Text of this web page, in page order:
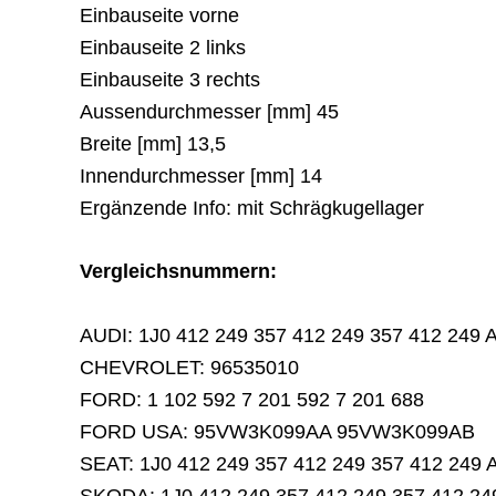
Einbauseite vorne
Einbauseite 2 links
Einbauseite 3 rechts
Aussendurchmesser [mm] 45
Breite [mm] 13,5
Innendurchmesser [mm] 14
Ergänzende Info: mit Schrägkugellager
Vergleichsnummern:
AUDI: 1J0 412 249 357 412 249 357 412 249
CHEVROLET: 96535010
FORD: 1 102 592 7 201 592 7 201 688
FORD USA: 95VW3K099AA 95VW3K099AB
SEAT: 1J0 412 249 357 412 249 357 412 249